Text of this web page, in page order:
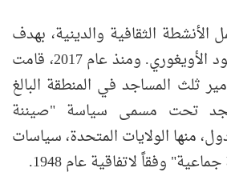
الأنشطة الثقافية والدينية، بهدف
المحو المنهجي للوجود الأويغوري. ومنذ عام 2017، قامت
ثلث المساجد في المنطقة البالغ
15,500 مسجد تحت مسمى سياسة "صيننة
منها الولايات المتحدة، سياسات
وفقاً لاتفاقية عام 1948.